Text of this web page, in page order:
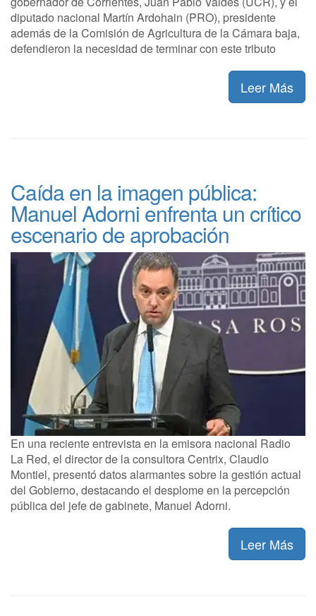
diputado nacional Martín Ardohain (PRO), presidente
además de la Comisión de Agricultura de la Cámara baja,
defendieron la necesidad de terminar con este tributo
Leer Más
Caída en la imagen pública:
Manuel Adorni enfrenta un crítico
escenario de aprobación
En una reciente entrevista en la emisora nacional Radio
La Red, el director de la consultora Centrix, Claudio
Montiel, presentó datos alarmantes sobre la gestión actual
del Gobierno, destacando el desplome en la percepción
pública del jefe de gabinete, Manuel Adorni.
Leer Más